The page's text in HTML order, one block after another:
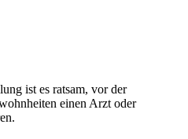
ist es ratsam, vor der
einen Arzt oder